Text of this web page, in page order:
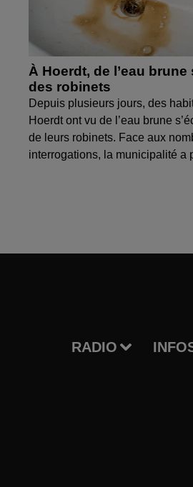
À Hoerdt, de l’eau brune
des robinets
Depuis plusieurs jours, des
Hoerdt ont vu de l’eau brune
de leurs robinets. Face aux
interrogations, la municipalité a
RADIO